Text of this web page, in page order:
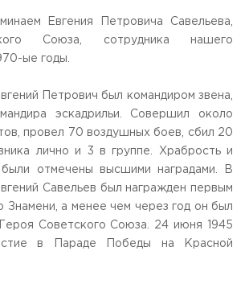
с ОВЗ и инвалидами
методическое объединение в
организации
ЗВОНОК
Главная, 99
Евгения Петровича Савельева,
Союза, сотрудника нашего
ые годы.
Петрович был командиром звена,
эскадрильи. Совершил около
провел 70 воздушных боев, сбил 20
лично и 3 в группе. Храбрость и
были отмечены высшими наградами. В
Савельев был награжден первым
Знамени, а менее чем через год он был
Советского Союза. 24 июня 1945
в Параде Победы на Красной